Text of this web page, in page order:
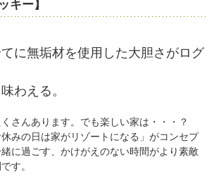
キー】
に無垢材を使用した大胆さがログ
わえる。
さんあります。でも楽しい家は・・・？
休みの日は家がリゾートになる」がコンセプ
緒に過ごす、かけがえのない時間がより素敵
す。